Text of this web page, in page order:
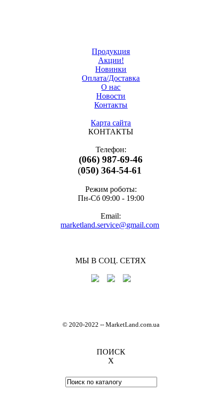
Продукция
Акции!
Новинки
Оплата/Доставка
О нас
Новости
Контакты
Карта сайта
КОНТАКТЫ
Телефон:
(066) 987-69-46
(050) 364-54-61
Режим роботы:
Пн-Cб 09:00 - 19:00
Email:
marketland.service@gmail.com
МЫ В СОЦ. СЕТЯХ
© 2020-2022 -- MarketLand.com.ua
ПОИСК
X